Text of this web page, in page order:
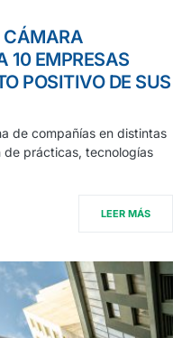
CÁMARA
10 EMPRESAS
POSITIVO DE SUS
de compañías en distintas
prácticas, tecnologías
LEER MÁS